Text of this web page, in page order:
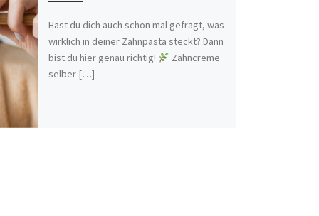
Hast du dich auch schon mal gefragt, was
wirklich in deiner Zahnpasta steckt? Dann
bist du hier genau richtig!
Zahncreme
selber […]